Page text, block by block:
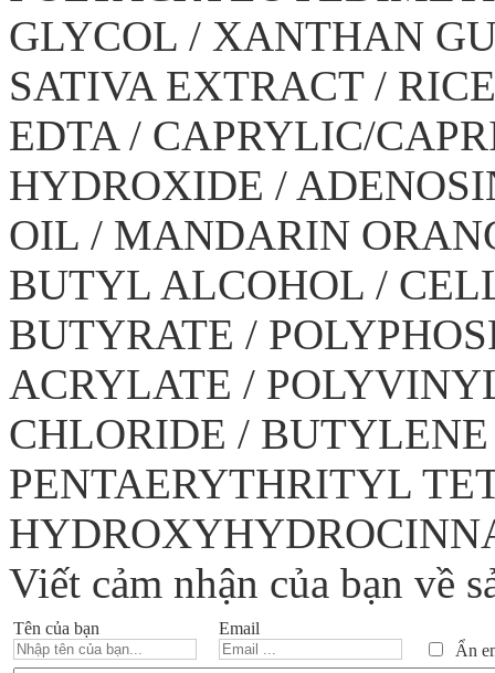
GLYCOL / XANTHAN
SATIVA EXTRACT /
EDTA / CAPRYLIC/
HYDROXIDE /
OIL / MANDARIN
BUTYL ALCOHOL /
BUTYRATE /
ACRYLATE /
CHLORIDE /
PENTAERYTHRITYL
Viết cảm nhận của bạn về
Tên của bạn
Email
Ẩn